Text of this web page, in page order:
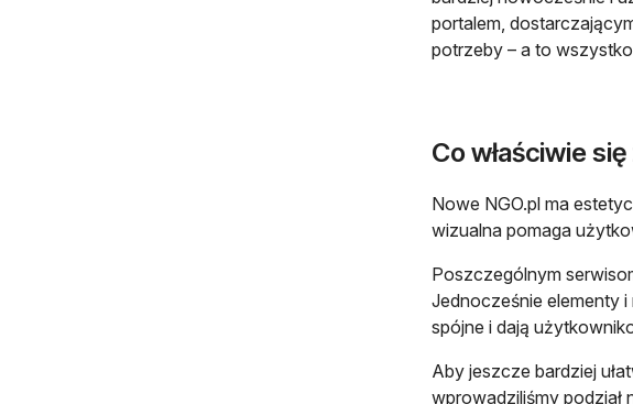
portalem,
potrzeby – a to
Co właściwie
Nowe NGO.pl ma
wizualna pomaga
Poszczególnym
Jednocześnie elementy
spójne i dają
Aby jeszcze bardziej
wprowadziliśmy podział